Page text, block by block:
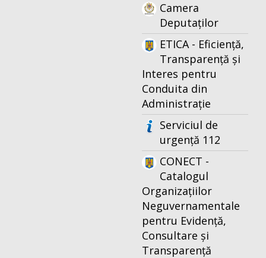
Camera
Deputaților
ETICA - Eficiență,
Transparență și
Interes pentru
Conduita din
Administrație
Serviciul de
urgență 112
CONECT -
Catalogul
Organizațiilor
Neguvernamentale
pentru Evidență,
Consultare și
Transparență